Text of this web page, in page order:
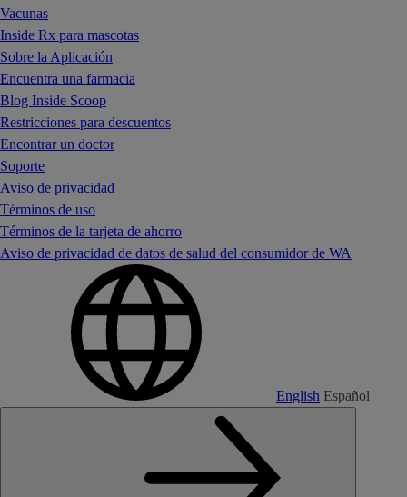
Vacunas
Inside Rx para mascotas
Sobre la Aplicación
Encuentra una farmacia
Blog Inside Scoop
Restricciones para descuentos
Encontrar un doctor
Soporte
Aviso de privacidad
Términos de uso
Términos de la tarjeta de ahorro
Aviso de privacidad de datos de salud del consumidor de WA
English Español